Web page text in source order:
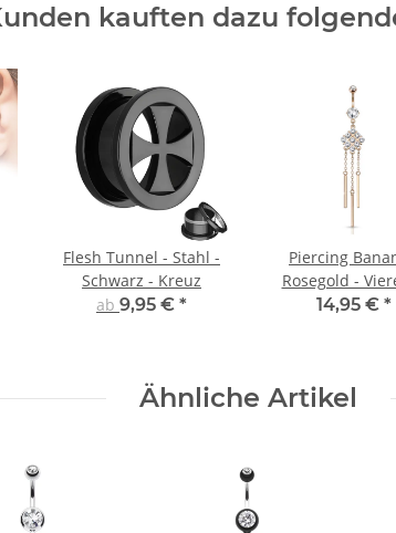
kauften dazu
Flesh Tunnel - Stahl -
Schwarz - Kreuz
ab 9,95 € *
Piercing
Rosegold -
Stäbe
14,95 € *
Ähnliche Artikel